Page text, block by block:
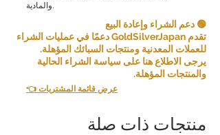
🟢 دعم الشراء وإعادة البيع
تقدم GoldSilverJapan دعمًا في عمليات الشراء
للعملات المعدنية ومنتجات السبائك المؤهلة.
يرجى الاطلاع هنا على سياسة الشراء الحالية
والمنتجات المؤهلة.
👈 عرض قائمة المشتريات
منتجات ذات صلة